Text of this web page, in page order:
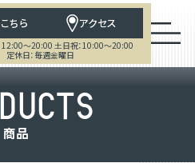
ちら アクセス
12:00～20:00 土日祝：10:00～20:00
定休日：毎週金曜日
DUCTS
商品